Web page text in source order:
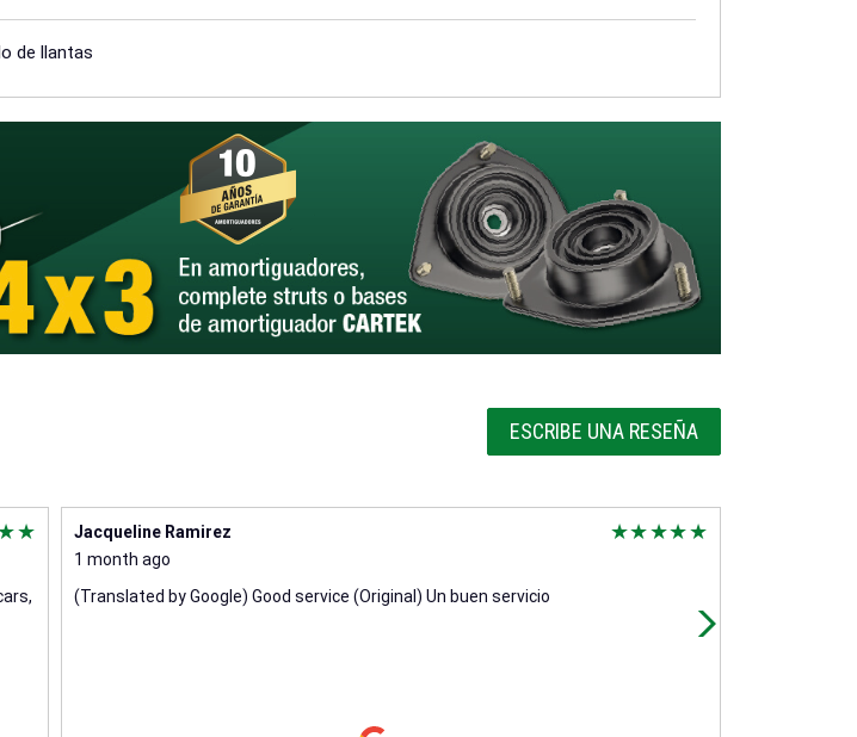
de llantas
ESCRIBE UNA RESEÑA
Jacqueline Ramirez
1 month ago
(Translated by Google) Good service (Original) Un buen servicio